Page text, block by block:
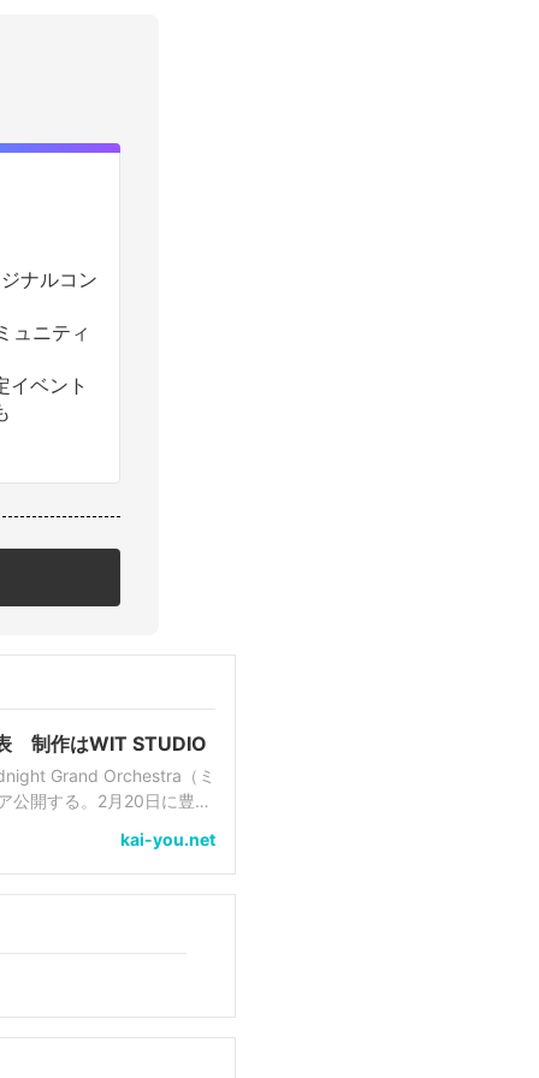
ナルコン
ュニティ
イベント
制作はWIT STUDIO
Grand Orchestra（ミ
公開する。2月20日に豊洲
kai-you.net